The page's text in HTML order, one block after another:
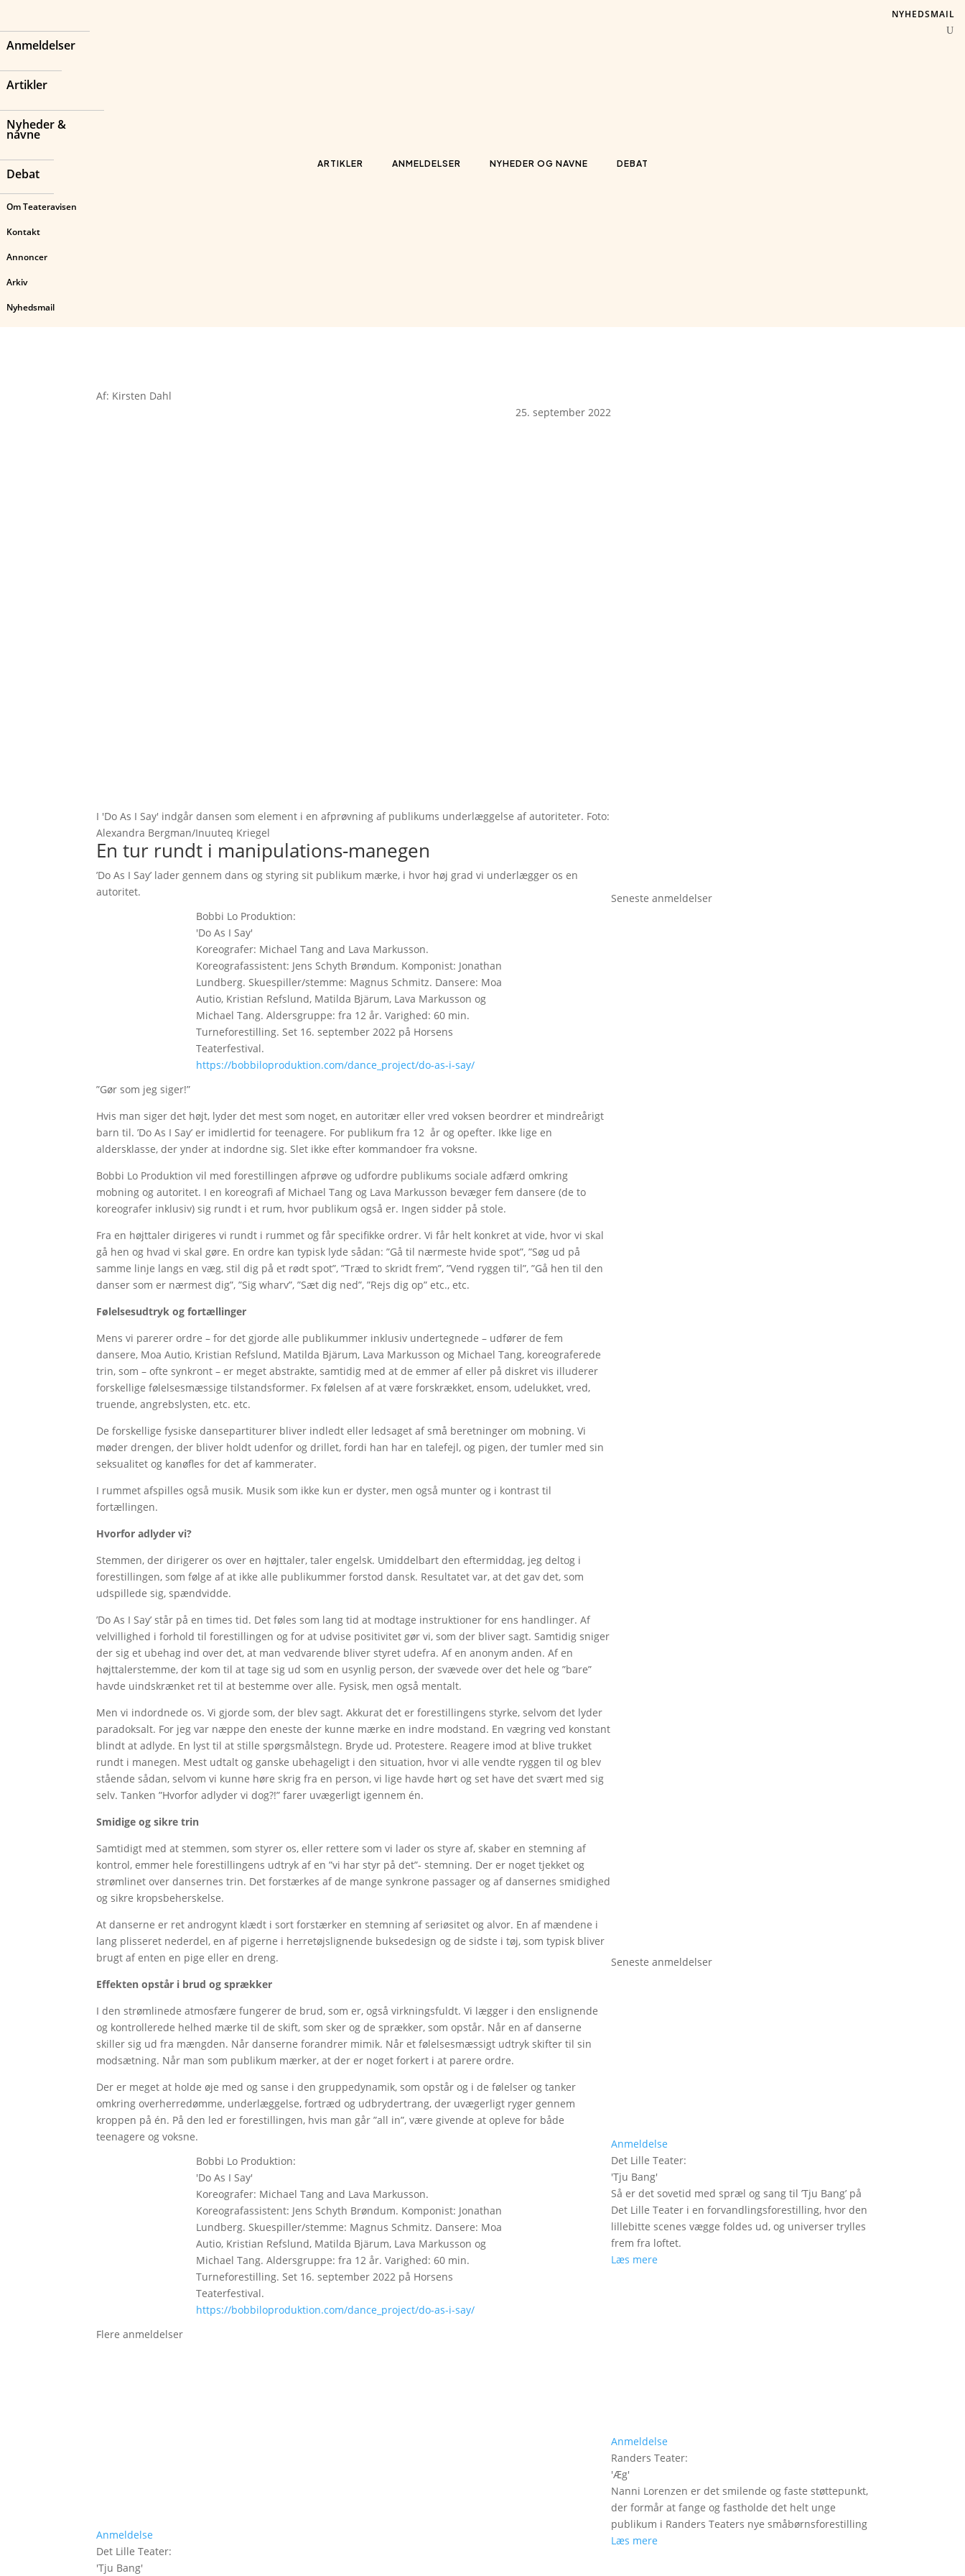
Anmeldelser
Artikler
Nyheder &
navne
Debat
Om Teateravisen
Kontakt
Annoncer
Arkiv
Nyhedsmail
ARTIKLER ANMELDELSER NYHEDER OG NAVNE DEBAT
NYHEDSMAIL
Af: Kirsten Dahl
25. september 2022
I 'Do As I Say' indgår dansen som element i en afprøvning af publikums underlæggelse af autoriteter. Foto:
Alexandra Bergman/Inuuteq Kriegel
En tur rundt i manipulations-manegen
’Do As I Say’ lader gennem dans og styring sit publikum mærke, i hvor høj grad vi underlægger os en
autoritet.
Bobbi Lo Produktion:
'Do As I Say'
Koreografer: Michael Tang and Lava Markusson.
Koreografassistent: Jens Schyth Brøndum. Komponist: Jonathan
Lundberg. Skuespiller/stemme: Magnus Schmitz. Dansere: Moa
Autio, Kristian Refslund, Matilda Bjärum, Lava Markusson og
Michael Tang. Aldersgruppe: fra 12 år. Varighed: 60 min.
Turneforestilling. Set 16. september 2022 på Horsens
Teaterfestival.
https://bobbiloproduktion.com/dance_project/do-as-i-say/
”Gør som jeg siger!”
Hvis man siger det højt, lyder det mest som noget, en autoritær eller vred voksen beordrer et mindreårigt
barn til. ’Do As I Say’ er imidlertid for teenagere. For publikum fra 12 år og opefter. Ikke lige en
aldersklasse, der ynder at indordne sig. Slet ikke efter kommandoer fra voksne.
Bobbi Lo Produktion vil med forestillingen afprøve og udfordre publikums sociale adfærd omkring
mobning og autoritet. I en koreografi af Michael Tang og Lava Markusson bevæger fem dansere (de to
koreografer inklusiv) sig rundt i et rum, hvor publikum også er. Ingen sidder på stole.
Fra en højttaler dirigeres vi rundt i rummet og får specifikke ordrer. Vi får helt konkret at vide, hvor vi skal
gå hen og hvad vi skal gøre. En ordre kan typisk lyde sådan: ”Gå til nærmeste hvide spot”, ”Søg ud på
samme linje langs en væg, stil dig på et rødt spot”, ”Træd to skridt frem”, ”Vend ryggen til”, ”Gå hen til den
danser som er nærmest dig”, ”Sig wharv”, ”Sæt dig ned”, ”Rejs dig op” etc., etc.
Følelsesudtryk og fortællinger
Mens vi parerer ordre – for det gjorde alle publikummer inklusiv undertegnede – udfører de fem
dansere, Moa Autio, Kristian Refslund, Matilda Bjärum, Lava Markusson og Michael Tang, koreograferede
trin, som – ofte synkront – er meget abstrakte, samtidig med at de emmer af eller på diskret vis illuderer
forskellige følelsesmæssige tilstandsformer. Fx følelsen af at være forskrækket, ensom, udelukket, vred,
truende, angrebslysten, etc. etc.
De forskellige fysiske dansepartiturer bliver indledt eller ledsaget af små beretninger om mobning. Vi
møder drengen, der bliver holdt udenfor og drillet, fordi han har en talefejl, og pigen, der tumler med sin
seksualitet og kanøfles for det af kammerater.
I rummet afspilles også musik. Musik som ikke kun er dyster, men også munter og i kontrast til
fortællingen.
Hvorfor adlyder vi?
Stemmen, der dirigerer os over en højttaler, taler engelsk. Umiddelbart den eftermiddag, jeg deltog i
forestillingen, som følge af at ikke alle publikummer forstod dansk. Resultatet var, at det gav det, som
udspillede sig, spændvidde.
’Do As I Say’ står på en times tid. Det føles som lang tid at modtage instruktioner for ens handlinger. Af
velvillighed i forhold til forestillingen og for at udvise positivitet gør vi, som der bliver sagt. Samtidig sniger
der sig et ubehag ind over det, at man vedvarende bliver styret udefra. Af en anonym anden. Af en
højttalerstemme, der kom til at tage sig ud som en usynlig person, der svævede over det hele og ”bare”
havde uindskrænket ret til at bestemme over alle. Fysisk, men også mentalt.
Men vi indordnede os. Vi gjorde som, der blev sagt. Akkurat det er forestillingens styrke, selvom det lyder
paradoksalt. For jeg var næppe den eneste der kunne mærke en indre modstand. En vægring ved konstant
blindt at adlyde. En lyst til at stille spørgsmålstegn. Bryde ud. Protestere. Reagere imod at blive trukket
rundt i manegen. Mest udtalt og ganske ubehageligt i den situation, hvor vi alle vendte ryggen til og blev
stående sådan, selvom vi kunne høre skrig fra en person, vi lige havde hørt og set have det svært med sig
selv. Tanken ”Hvorfor adlyder vi dog?!” farer uvægerligt igennem én.
Smidige og sikre trin
Samtidigt med at stemmen, som styrer os, eller rettere som vi lader os styre af, skaber en stemning af
kontrol, emmer hele forestillingens udtryk af en ”vi har styr på det”- stemning. Der er noget tjekket og
strømlinet over dansernes trin. Det forstærkes af de mange synkrone passager og af dansernes smidighed
og sikre kropsbeherskelse.
At danserne er ret androgynt klædt i sort forstærker en stemning af seriøsitet og alvor. En af mændene i
lang plisseret nederdel, en af pigerne i herretøjslignende buksedesign og de sidste i tøj, som typisk bliver
brugt af enten en pige eller en dreng.
Effekten opstår i brud og sprækker
I den strømlinede atmosfære fungerer de brud, som er, også virkningsfuldt. Vi lægger i den enslignende
og kontrollerede helhed mærke til de skift, som sker og de sprækker, som opstår. Når en af danserne
skiller sig ud fra mængden. Når danserne forandrer mimik. Når et følelsesmæssigt udtryk skifter til sin
modsætning. Når man som publikum mærker, at der er noget forkert i at parere ordre.
Der er meget at holde øje med og sanse i den gruppedynamik, som opstår og i de følelser og tanker
omkring overherredømme, underlæggelse, fortræd og udbrydertrang, der uvægerligt ryger gennem
kroppen på én. På den led er forestillingen, hvis man går ”all in”, være givende at opleve for både
teenagere og voksne.
Bobbi Lo Produktion:
'Do As I Say'
Koreografer: Michael Tang and Lava Markusson.
Koreografassistent: Jens Schyth Brøndum. Komponist: Jonathan
Lundberg. Skuespiller/stemme: Magnus Schmitz. Dansere: Moa
Autio, Kristian Refslund, Matilda Bjärum, Lava Markusson og
Michael Tang. Aldersgruppe: fra 12 år. Varighed: 60 min.
Turneforestilling. Set 16. september 2022 på Horsens
Teaterfestival.
https://bobbiloproduktion.com/dance_project/do-as-i-say/
Flere anmeldelser
Anmeldelse
Det Lille Teater:
'Tju Bang'
Seneste anmeldelser
Seneste anmeldelser
Anmeldelse
Det Lille Teater:
'Tju Bang'
Så er det sovetid med spræl og sang til ’Tju Bang’ på
Det Lille Teater i en forvandlingsforestilling, hvor den
lillebitte scenes vægge foldes ud, og universer trylles
frem fra loftet.
Læs mere
Anmeldelse
Randers Teater:
'Æg'
Nanni Lorenzen er det smilende og faste støttepunkt,
der formår at fange og fastholde det helt unge
publikum i Randers Teaters nye småbørnsforestilling
Læs mere